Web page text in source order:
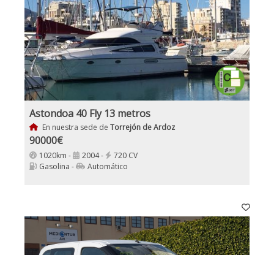
Astondoa 40 Fly 13 metros
En nuestra sede de Torrejón de Ardoz
90000€
1020km - 2004 -
720 CV
Gasolina -
Automático